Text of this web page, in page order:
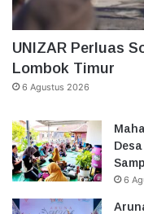
UNIZAR Perluas
Lombok Timur
6 Agustus 2026
6